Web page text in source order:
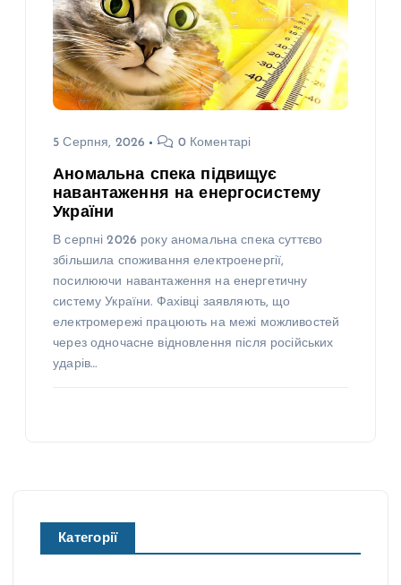
5 Серпня, 2026 0 Коментарі
Аномальна спека підвищує
навантаження на енергосистему
України
В серпні 2026 року аномальна спека суттєво
збільшила споживання електроенергії,
посилюючи навантаження на енергетичну
систему України. Фахівці заявляють, що
електромережі працюють на межі можливостей
через одночасне відновлення після російських
ударів…
Категорії